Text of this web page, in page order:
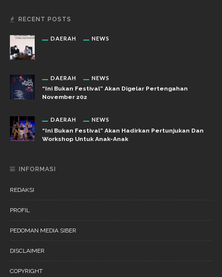
RECENT POSTS
DAERAH NEWS
DAERAH NEWS
“Ini Bukan Festival” Akan Digelar Pertengahan
November 202
DAERAH NEWS
“Ini Bukan Festival” Akan Hadirkan Pertunjukan Dan
Workshop Untuk Anak-Anak
INFORMASI
REDAKSI
PROFIL
PEDOMAN MEDIA SIBER
DISCLAIMER
COPYRIGHT